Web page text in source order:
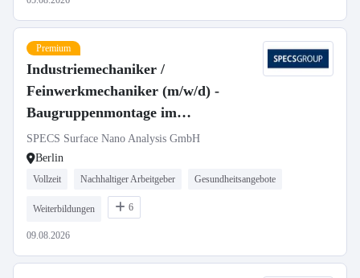
Premium
Industriemechaniker /
Feinwerkmechaniker (m/w/d) -
Baugruppenmontage im
Sondermaschinenbau
SPECS Surface Nano Analysis GmbH
Berlin
Vollzeit Nachhaltiger Arbeitgeber Gesundheitsangebote
Weiterbildungen 6
09.08.2026